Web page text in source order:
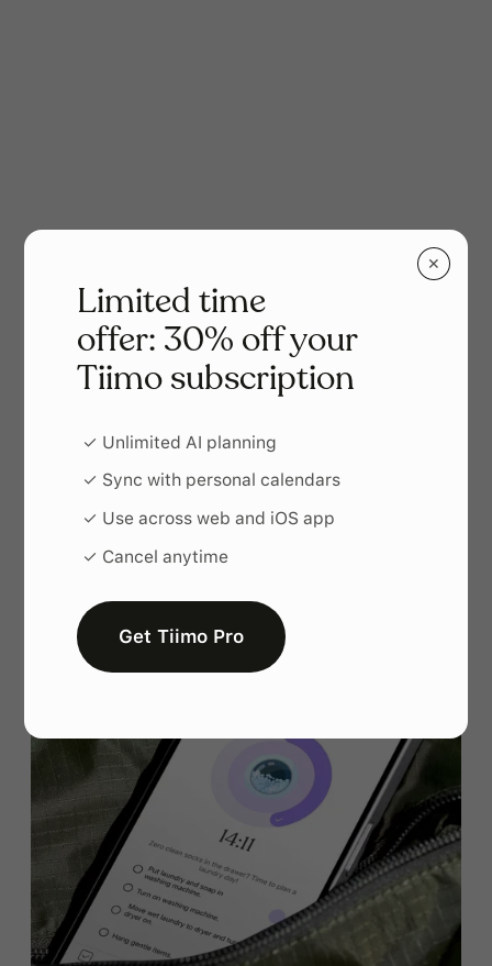
✕
Limited time
offer: 30% off your
Tiimo subscription
✓ Unlimited AI planning
✓ Sync with personal calendars
✓ Use across web and iOS app
✓ Cancel anytime
Get Tiimo Pro
Un sistema de planificación que se
adapta a ti